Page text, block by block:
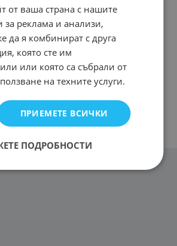
от ваша страна с нашите
за реклама и анализи,
да я комбинират с друга
която сте им
или която са събрали от
на техните услуги.
ПРИЕМЕТЕ ВСИЧКИ
ПОДРОБНОСТИ